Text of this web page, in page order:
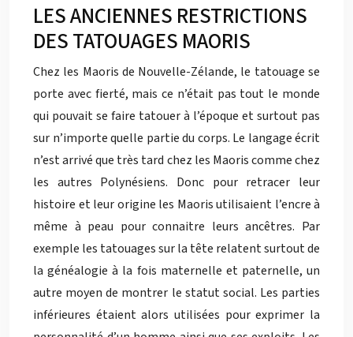
LES ANCIENNES RESTRICTIONS
DES TATOUAGES MAORIS
Chez les Maoris de Nouvelle-Zélande, le tatouage se
porte avec fierté, mais ce n’était pas tout le monde
qui pouvait se faire tatouer à l’époque et surtout pas
sur n’importe quelle partie du corps. Le langage écrit
n’est arrivé que très tard chez les Maoris comme chez
les autres Polynésiens. Donc pour retracer leur
histoire et leur origine les Maoris utilisaient l’encre à
même à peau pour connaitre leurs ancêtres. Par
exemple les tatouages sur la tête relatent surtout de
la généalogie à la fois maternelle et paternelle, un
autre moyen de montrer le statut social. Les parties
inférieures étaient alors utilisées pour exprimer la